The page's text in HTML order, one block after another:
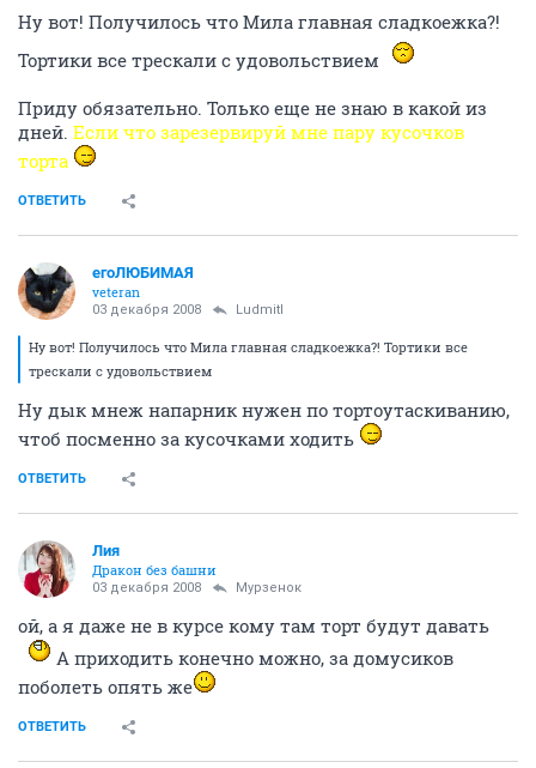
Ну вот! Получилось что Мила главная сладкоежка?!
Тортики все трескали с удовольствием
Приду обязательно. Только еще не знаю в какой из
дней. Если что зарезервируй мне пару кусочков
торта
ОТВЕТИТЬ
егоЛЮБИМАЯ
veteran
03 декабря 2008 Ludmitl
Ну вот! Получилось что Мила главная сладкоежка?! Тортики все
трескали с удовольствием
Ну дык мнеж напарник нужен по тортоутаскиванию,
чтоб посменно за кусочками ходить
ОТВЕТИТЬ
Лия
Дракон без башни
03 декабря 2008 Мурзенок
ой, а я даже не в курсе кому там торт будут давать
А приходить конечно можно, за домусиков
поболеть опять же
ОТВЕТИТЬ